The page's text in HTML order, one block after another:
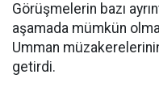
Görüşmelerin bazı
aşamada mümkün
Umman
getirdi.